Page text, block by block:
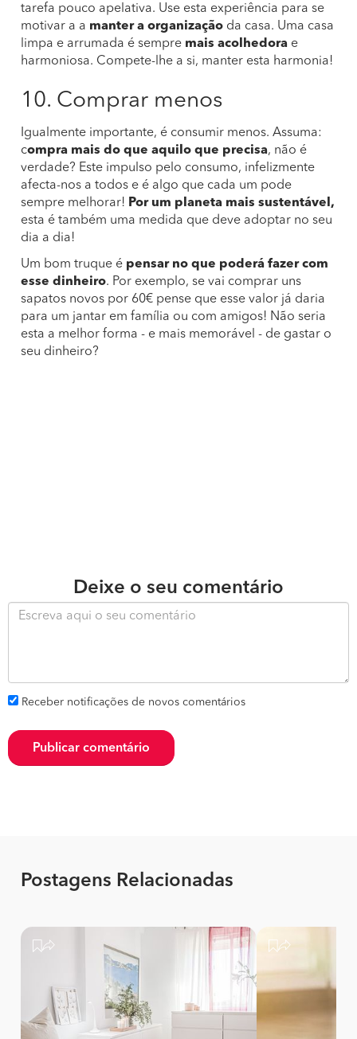
tarefa pouco apelativa. Use esta experiência para se
motivar a a manter a organização da casa. Uma casa
limpa e arrumada é sempre mais acolhedora e
harmoniosa. Compete-lhe a si, manter esta harmonia!
10. Comprar menos
Igualmente importante, é consumir menos. Assuma:
compra mais do que aquilo que precisa, não é
verdade? Este impulso pelo consumo, infelizmente
afecta-nos a todos e é algo que cada um pode
sempre melhorar! Por um planeta mais sustentável,
esta é também uma medida que deve adoptar no seu
dia a dia!
Um bom truque é pensar no que poderá fazer com
esse dinheiro. Por exemplo, se vai comprar uns
sapatos novos por 60€ pense que esse valor já daria
para um jantar em família ou com amigos! Não seria
esta a melhor forma - e mais memorável - de gastar o
seu dinheiro?
Deixe o seu comentário
Receber notificações de novos comentários
Publicar comentário
Postagens Relacionadas